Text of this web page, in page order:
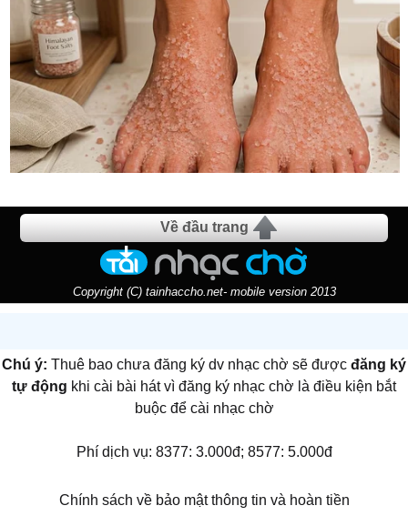
Về đầu trang
Copyright (C) tainhaccho.net- mobile version 2013
Chú ý: Thuê bao chưa đăng ký dv nhạc chờ sẽ được đăng ký
tự động khi cài bài hát vì đăng ký nhạc chờ là điều kiện bắt
buộc để cài nhạc chờ
Phí dịch vụ: 8377: 3.000đ; 8577: 5.000đ
Chính sách về bảo mật thông tin và hoàn tiền